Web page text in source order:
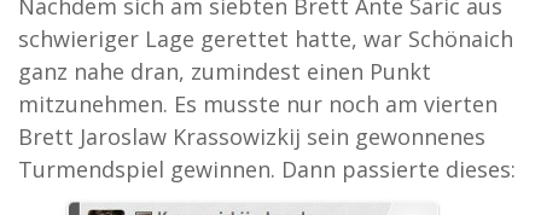
Nachdem sich am siebten Brett Ante Saric aus
schwieriger Lage gerettet hatte, war Schönaich
ganz nahe dran, zumindest einen Punkt
mitzunehmen. Es musste nur noch am vierten
Brett Jaroslaw Krassowizkij sein gewonnenes
Turmendspiel gewinnen. Dann passierte dieses: